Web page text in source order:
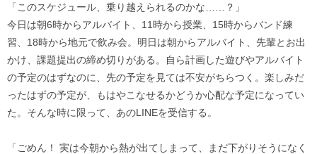
「このスケジュール、乗り越えられるのかな……？」
今日は朝6時からアルバイト、11時から授業、15時からバンド練
習、18時から地元で飲み会。明日は朝からアルバイト、先輩とお出
かけ、課題提出の締め切りがある。自ら計画した遊びやアルバイト
の予定のはずなのに、先の予定を見ては不安がちらつく。楽しみだ
ったはずの予定が、もはやこなせるかどうか心配な予定になってい
た。そんな時に限って、あのLINEを受信する。
「ごめん！ 実は今朝から熱が出てしまって、まだ下がりそうになく